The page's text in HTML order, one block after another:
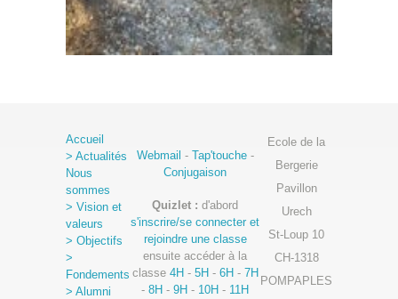
Accueil
> Actualités
Nous
sommes
> Vision et
valeurs
> Objectifs
>
Fondements
> Alumni
Webmail - Tap'touche-
Conjugaison
Quizlet : d'abord
s'inscrire/se connecter et
rejoindre une classe
ensuite accéder à la
classe 4H- 5H- 6H- 7H
- 8H - 9H - 10H - 11H
Ecole de la
Bergerie
Pavillon
Urech
St-Loup 10
CH-1318
POMPAPLES